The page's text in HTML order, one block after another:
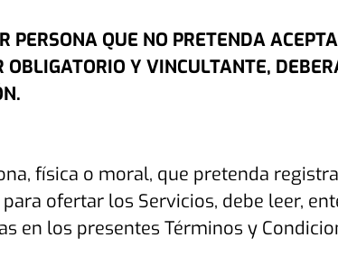
PERSONA QUE NO PRETENDA
OBLIGATORIO Y VINCULTANTE,
física o moral, que pretenda
ofertar los Servicios, debe leer,
en los presentes Términos y